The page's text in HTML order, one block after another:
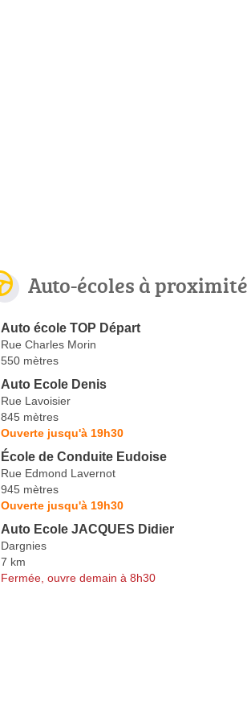
Auto-écoles à proximité
Auto école TOP Départ
Rue Charles Morin
550 mètres
Auto Ecole Denis
Rue Lavoisier
845 mètres
Ouverte jusqu'à 19h30
École de Conduite Eudoise
Rue Edmond Lavernot
945 mètres
Ouverte jusqu'à 19h30
Auto Ecole JACQUES Didier
Dargnies
7 km
Fermée, ouvre demain à 8h30